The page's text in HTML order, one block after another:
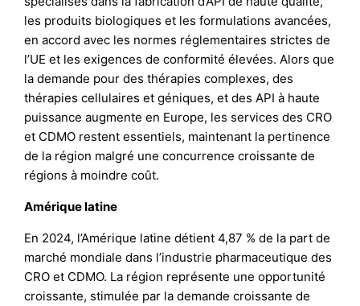
les produits biologiques et les formulations avancées,
en accord avec les normes réglementaires strictes de
l’UE et les exigences de conformité élevées. Alors que
la demande pour des thérapies complexes, des
thérapies cellulaires et géniques, et des API à haute
puissance augmente en Europe, les services des CRO
et CDMO restent essentiels, maintenant la pertinence
de la région malgré une concurrence croissante de
régions à moindre coût.
Amérique latine
En 2024, l’Amérique latine détient 4,87 % de la part de
marché mondiale dans l’industrie pharmaceutique des
CRO et CDMO. La région représente une opportunité
croissante, stimulée par la demande croissante de